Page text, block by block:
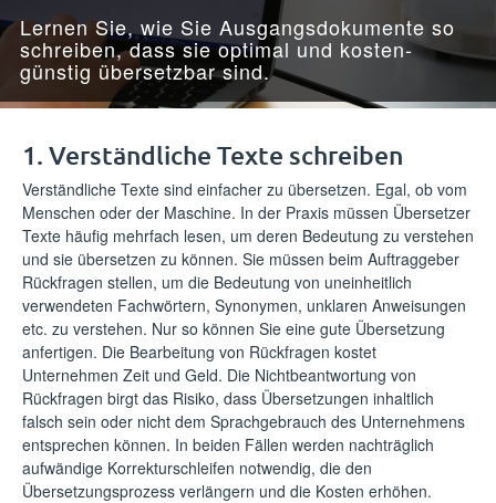
Lernen Sie, wie Sie Ausgangs­dokumente so
schreiben, dass sie optimal und kosten­
günstig übersetz­bar sind.
1. Verständliche Texte schreiben
Verständliche Texte sind einfacher zu übersetzen. Egal, ob vom
Menschen oder der Maschine. In der Praxis müssen Übersetzer
Texte häufig mehrfach lesen, um deren Bedeutung zu verstehen
und sie übersetzen zu können. Sie müssen beim Auftraggeber
Rückfragen stellen, um die Bedeutung von uneinheitlich
verwendeten Fachwörtern, Synonymen, unklaren Anweisungen
etc. zu verstehen. Nur so können Sie eine gute Übersetzung
anfertigen. Die Bearbeitung von Rückfragen kostet
Unternehmen Zeit und Geld. Die Nichtbeantwortung von
Rückfragen birgt das Risiko, dass Übersetzungen inhaltlich
falsch sein oder nicht dem Sprachgebrauch des Unternehmens
entsprechen können. In beiden Fällen werden nachträglich
aufwändige Korrekturschleifen notwendig, die den
Übersetzungsprozess verlängern und die Kosten erhöhen.